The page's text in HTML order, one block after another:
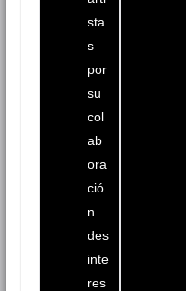
sta
s
por
su
col
ab
ora
ció
n
des
inte
res